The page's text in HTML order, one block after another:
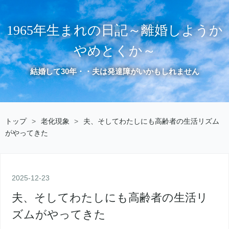
1965年生まれの日記～離婚しようか
やめとくか～
結婚して30年・・夫は発達障がいかもしれません
トップ > 老化現象 >
夫、そしてわたしにも高齢者の生活リズム
がやってきた
2025-12-23
夫、そしてわたしにも高齢者の生活リ
ズムがやってきた